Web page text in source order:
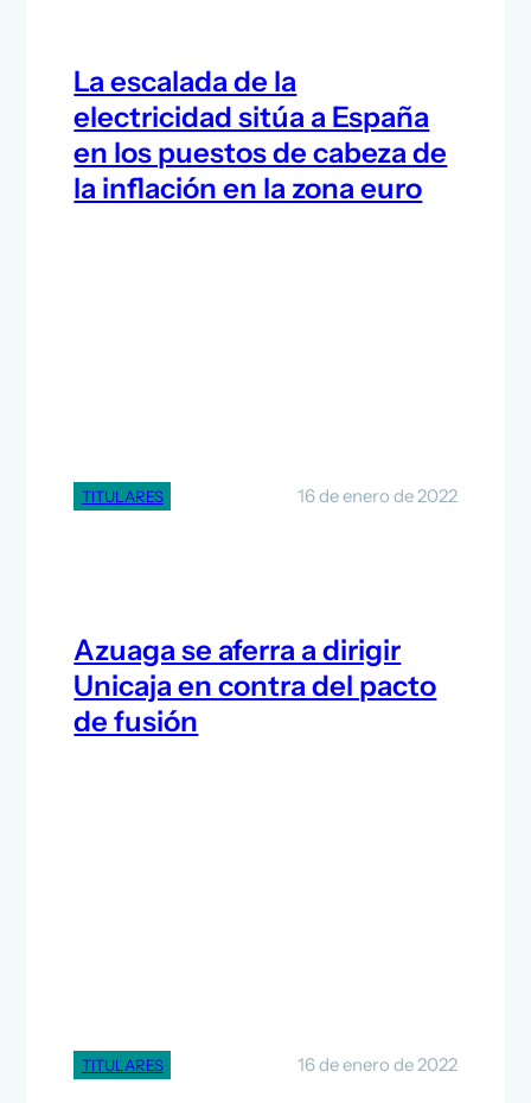
La escalada de la
electricidad sitúa a España
en los puestos de cabeza de
la inflación en la zona euro
TITULARES 16 de enero de 2022
Azuaga se aferra a dirigir
Unicaja en contra del pacto
de fusión
TITULARES 16 de enero de 2022